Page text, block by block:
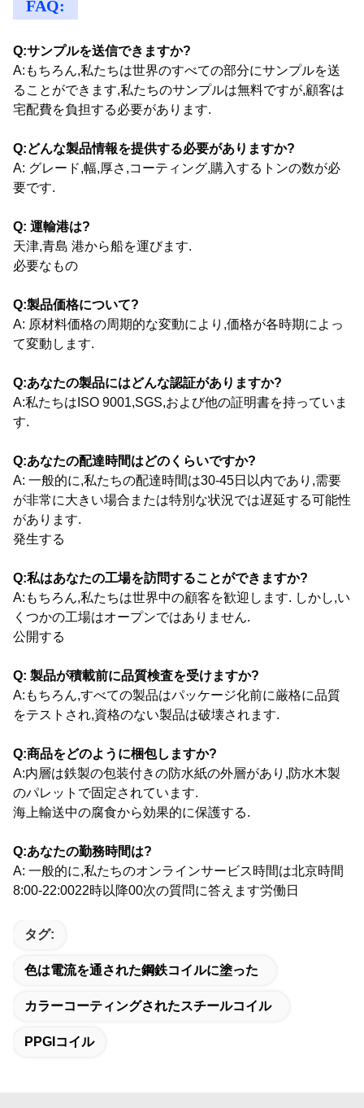
FAQ:
Q:サンプルを送信できますか?
A:もちろん,私たちは世界のすべての部分にサンプルを送
ることができます,私たちのサンプルは無料ですが,顧客は
宅配費を負担する必要があります.
Q:どんな製品情報を提供する必要がありますか?
A: グレード,幅,厚さ,コーティング,購入するトンの数が必
要です.
Q: 運輸港は?
天津,青島 港から船を運びます.
必要なもの
Q:製品価格について?
A: 原材料価格の周期的な変動により,価格が各時期によっ
て変動します.
Q:あなたの製品にはどんな認証がありますか?
A:私たちはISO 9001,SGS,および他の証明書を持っていま
す.
Q:あなたの配達時間はどのくらいですか?
A: 一般的に,私たちの配達時間は30-45日以内であり,需要
が非常に大きい場合または特別な状況では遅延する可能性
があります.
発生する
Q:私はあなたの工場を訪問することができますか?
A:もちろん,私たちは世界中の顧客を歓迎します. しかし,い
くつかの工場はオープンではありません.
公開する
Q: 製品が積載前に品質検査を受けますか?
A:もちろん,すべての製品はパッケージ化前に厳格に品質
をテストされ,資格のない製品は破壊されます.
Q:商品をどのように梱包しますか?
A:内層は鉄製の包装付きの防水紙の外層があり,防水木製
のパレットで固定されています.
海上輸送中の腐食から効果的に保護する.
Q:あなたの勤務時間は?
A: 一般的に,私たちのオンラインサービス時間は北京時間
8:00-22:0022時以降00次の質問に答えます労働日
タグ:
色は電流を通された鋼鉄コイルに塗った
カラーコーティングされたスチールコイル
PPGIコイル